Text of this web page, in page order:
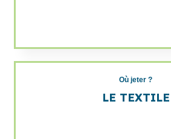
Où jeter ?
LE TEXTILE